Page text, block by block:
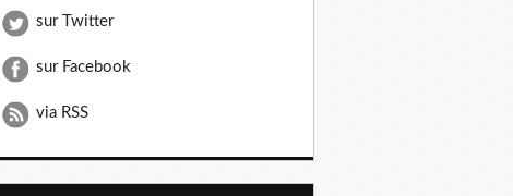
sur Twitter
sur Facebook
via RSS